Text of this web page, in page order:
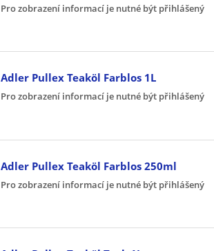
Pro zobrazení informací je nutné být přihlášený
Adler Pullex Teaköl Farblos 1L
Pro zobrazení informací je nutné být přihlášený
Adler Pullex Teaköl Farblos 250ml
Pro zobrazení informací je nutné být přihlášený